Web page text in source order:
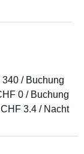
/ Buchung
0 / Buchung
CHF 3.4 / Nacht